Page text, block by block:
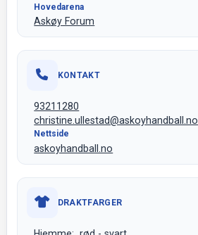
Hovedarena
Askøy Forum
KONTAKT
93211280
christine.ullestad@askoyhandball.no
Nettside
askoyhandball.no
DRAKTFARGER